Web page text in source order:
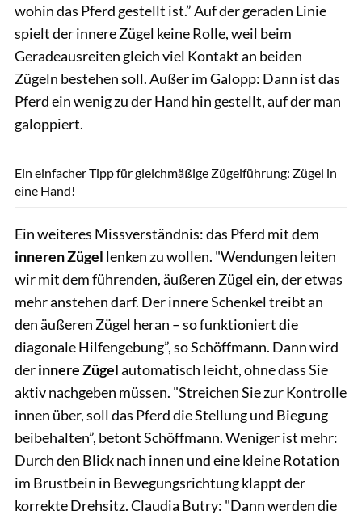
wohin das Pferd gestellt ist.” Auf der geraden Linie
spielt der innere Zügel keine Rolle, weil beim
Geradeausreiten gleich viel Kontakt an beiden
Zügeln bestehen soll. Außer im Galopp: Dann ist das
Pferd ein wenig zu der Hand hin gestellt, auf der man
galoppiert.
Ein einfacher Tipp für gleichmäßige Zügelführung: Zügel in
eine Hand!
Ein weiteres Missverständnis: das Pferd mit dem
inneren Zügel lenken zu wollen. "Wendungen leiten
wir mit dem führenden, äußeren Zügel ein, der etwas
mehr anstehen darf. Der innere Schenkel treibt an
den äußeren Zügel heran – so funktioniert die
diagonale Hilfengebung”, so Schöffmann. Dann wird
derinnere Zügelautomatisch leicht, ohne dass Sie
aktiv nachgeben müssen. "Streichen Sie zur Kontrolle
innen über, soll das Pferd die Stellung und Biegung
beibehalten”, betont Schöffmann. Weniger ist mehr:
Durch den Blick nach innen und eine kleine Rotation
im Brustbein in Bewegungsrichtung klappt der
korrekte Drehsitz. Claudia Butry: "Dann werden die